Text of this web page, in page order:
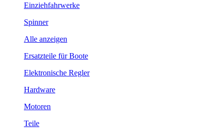
Einziehfahrwerke
Spinner
Alle anzeigen
Ersatzteile für Boote
Elektronische Regler
Hardware
Motoren
Teile